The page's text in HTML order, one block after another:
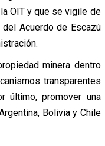
OIT y que se vigile de
Acuerdo de Escazú
minera dentro
transparentes
último, promover una
Bolivia y Chile